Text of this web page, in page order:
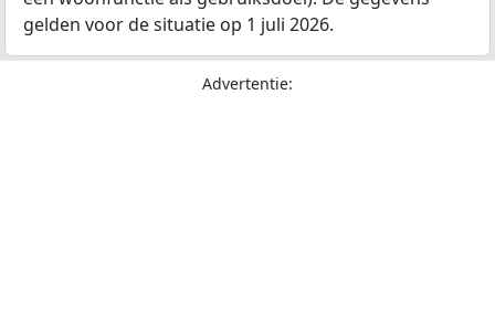
gelden voor de situatie op 1 juli 2026.
Advertentie: